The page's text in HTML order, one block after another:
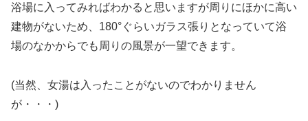
浴場に入ってみればわかると思いますが周りにほかに高い
建物がないため、180°ぐらいガラス張りとなっていて浴
場のなかからでも周りの風景が一望できます。
(当然、女湯は入ったことがないのでわかりません
が・・・)